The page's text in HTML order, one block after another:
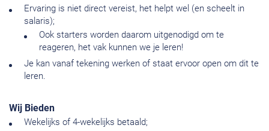
Ervaring is niet direct vereist, het helpt wel (en scheelt in
salaris);
Ook starters worden daarom uitgenodigd om te
reageren, het vak kunnen we je leren!
Je kan vanaf tekening werken of staat ervoor open om dit te
leren.
Wij Bieden
Wekelijks of 4-wekelijks betaald;